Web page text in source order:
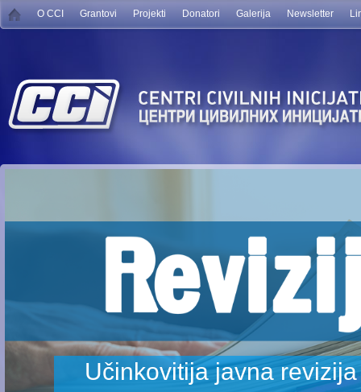
O CCI Grantovi Projekti Donatori Galerija Newsletter